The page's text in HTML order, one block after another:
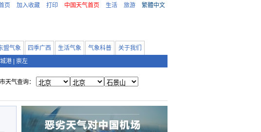
页 加入收藏 打印 中国天气首页 生活 旅游 繁體中文
盟气象 四季广西 生活气象 气象科普
关于我们
港 崇左
天气查询：